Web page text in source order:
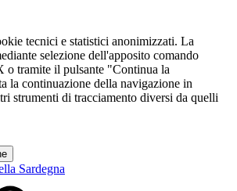
tecnici e statistici anonimizzati. La
selezione dell'apposito comando
o tramite il pulsante "Continua la
la continuazione della navigazione in
strumenti di tracciamento diversi da quelli
Sardegna